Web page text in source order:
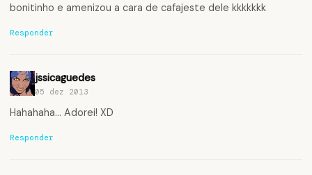
bonitinho e amenizou a cara de cafajeste dele kkkkkkk
Responder
jssicaguedes
05 dez 2013
Hahahaha… Adorei! XD
Responder